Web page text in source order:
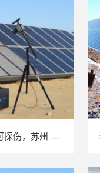
户外强光亦可探伤，苏州 LAILX LXG30 便携式 EL 检测仪重塑光伏组件无损检测标准